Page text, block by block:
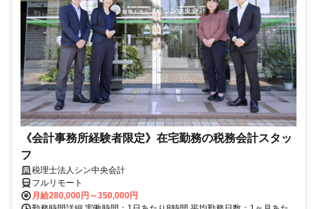
《会計事務所経験者限定》在宅勤務の税務会計スタッ
フ
税理士法人シン中央会計
フルリモート
月給280,000円～350,000円